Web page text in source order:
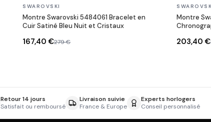
En stock
SWAROVSKI
Montre Swarovski 5484061 Bracelet en
Cuir Satiné Bleu Nuit et Cristaux
167,40 €279 €
En stock
Montre
203,40 €
Retour 14 jours
Satisfait ou remboursé
Livraison suivie
France & Europe
Experts horlogers
Conseil personnalisé